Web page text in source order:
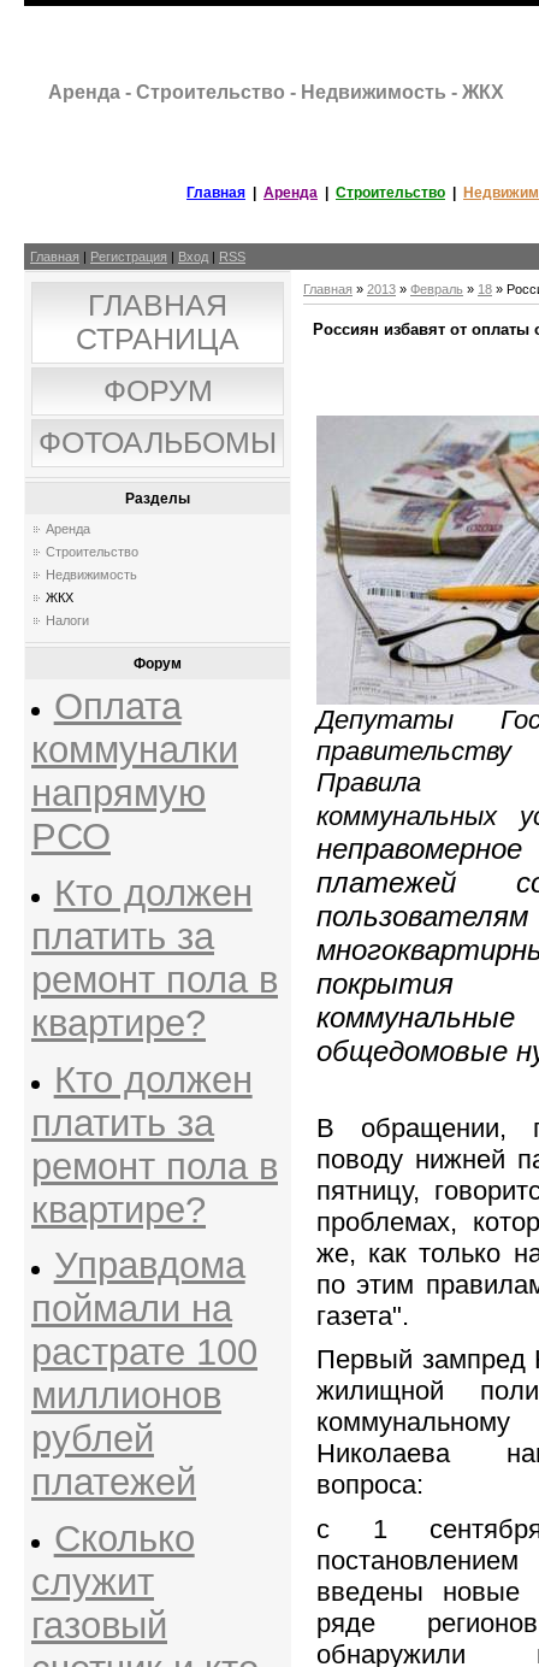
Аренда - Строительство - Недвижимость - ЖКХ
Главная Аренда Строительство
Главная Регистрация Вход RSS
ГЛАВНАЯ
СТРАНИЦА
ФОРУМ
ФОТОАЛЬБОМЫ
Разделы
Аренда
Строительство
Недвижимость
ЖКХ
Налоги
Форум
Оплата
коммуналки
напрямую
РСО
Кто должен
платить за
ремонт пола в
квартире?
Кто должен
платить за
ремонт пола в
квартире?
Управдома
поймали на
растрате 100
миллионов
рублей
платежей
Сколько
служит
газовый
Главная » 2013 » Февраль » 18 »
Россиян избавят от
Депутаты
Правила
коммунальных
платежей
покрытия
общедомовые
В обращении,
поводу нижней
пятницу,
проблемах,
же, как только
по этим
газета".
Первый зампред
жилищной
Николаева
вопроса:
с 1
введены
ряде
обнаружили